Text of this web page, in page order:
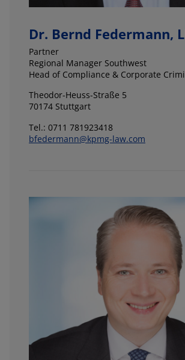
Dr. Bernd Federmann,
Partner
Regional Manager Southwest
Head of Compliance & Corporate
Theodor-Heuss-Straße 5
70174 Stuttgart
Tel.: 0711 781923418
bfedermann@kpmg-law.com